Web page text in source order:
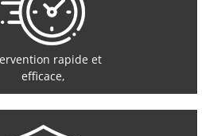
rapide et
efficace,